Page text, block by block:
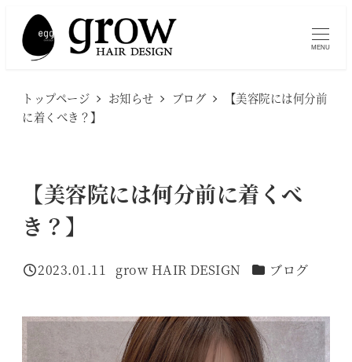
MENU
トップページ お知らせ ブログ
【美容院には何分前
に着くべき？】
【美容院には何分前に着くべ
き？】
投稿日
2023.01.11
著
grow HAIR DESIGN カテゴリー
ブログ